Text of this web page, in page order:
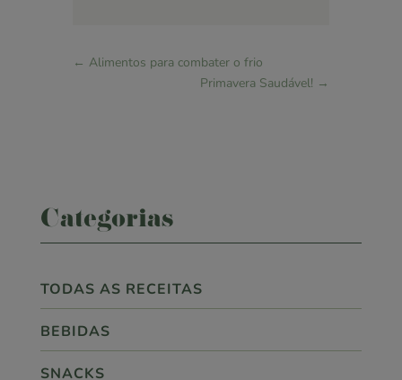
← Alimentos para combater o frio
Primavera Saudável! →
Categorias
TODAS AS RECEITAS
BEBIDAS
SNACKS